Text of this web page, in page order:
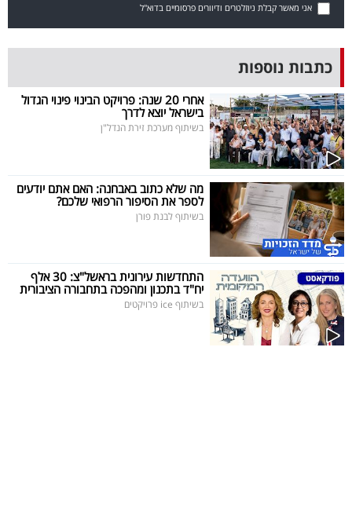
תרבות
ופנאי
תיירות
TOP-
5
המילון
הכלכלי
פודקאסט
40
UNDER
40
אני מאשר קבלת ניוזלטרים ודיוורים פרסומיים בדוא"ל
כתבות נוספות
אחרי 20 שנה: פרויקט הבינוי פינוי הגדול
בישראל יוצא לדרך
בשיתוף מערכת זירת הנדל"ן
מה שלא כתוב באבחנה: האם אתם יודעים
לספר את הסיפור הרפואי שלכם?
בשיתוף לבנת פורן
התחדשות עירונית בראשל"צ: 30 אלף
יח"ד בתכנון ומהפכה בתחבורה הציבורית
בשיתוף ice פרויקטים